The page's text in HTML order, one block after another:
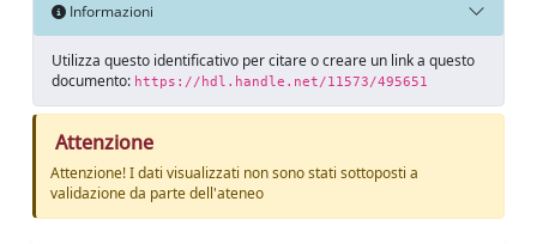
Informazioni
Utilizza questo identificativo per citare o creare un link a questo
documento: https://hdl.handle.net/11573/495651
Attenzione
Attenzione! I dati visualizzati non sono stati sottoposti a
validazione da parte dell'ateneo